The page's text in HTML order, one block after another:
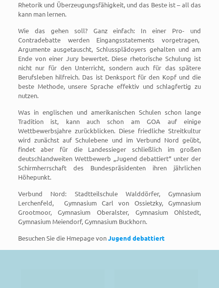
Rhetorik und Überzeugungsfähigkeit, und das Beste ist – all das
kann man lernen.
Wie das gehen soll? Ganz einfach: In einer Pro- und
Contradebatte werden Eingangsstatements vorgetragen,
Argumente ausgetauscht, Schlussplädoyers gehalten und am
Ende von einer Jury bewertet. Diese rhetorische Schulung ist
nicht nur für den Unterricht, sondern auch für das spätere
Berufsleben hilfreich. Das ist Denksport für den Kopf und die
beste Methode, unsere Sprache effektiv und schlagfertig zu
nutzen.
Was in englischen und amerikanischen Schulen schon lange
Tradition ist, kann auch schon am GOA auf einige
Wettbewerbsjahre zurückblicken. Diese friedliche Streitkultur
wird zunächst auf Schulebene und im Verbund Nord geübt,
findet aber für die Landessieger schließlich im großen
deutschlandweiten Wettbewerb „Jugend debattiert“ unter der
Schirmherrschaft des Bundespräsidenten ihren jährlichen
Höhepunkt.
Verbund Nord: Stadtteilschule Walddörfer, Gymnasium
Lerchenfeld,
Gymnasium Carl von Ossietzky, Gymnasium
Grootmoor, Gymnasium Oberalster, Gymnasium Ohlstedt,
Gymnasium Meiendorf, Gymnasium Buckhorn.
Besuchen Sie die Hmepage vonJugend debattiert